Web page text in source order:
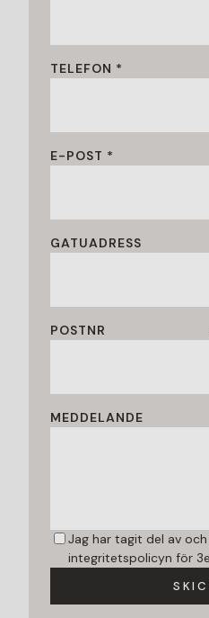
TELEFON *
E-POST *
GATUADRESS
POSTNR
MEDDELANDE
Jag har tagit del av
integritetspolicyn för